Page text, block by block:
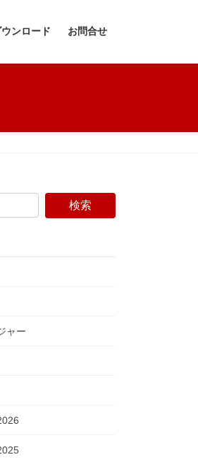
ウンロード お問合せ
ャー